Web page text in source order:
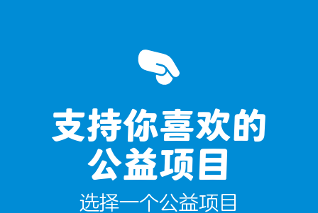
支持你喜欢的
公益项目
选择一个公益项目